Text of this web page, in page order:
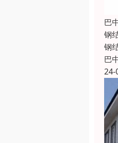
巴
钢
钢
巴
24-